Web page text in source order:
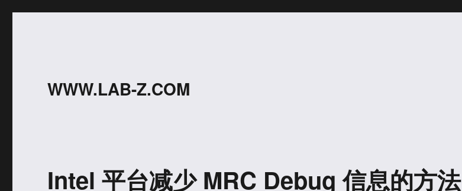
WWW.LAB-Z.COM
Intel 平台减少 MRC Debug 信息的方法